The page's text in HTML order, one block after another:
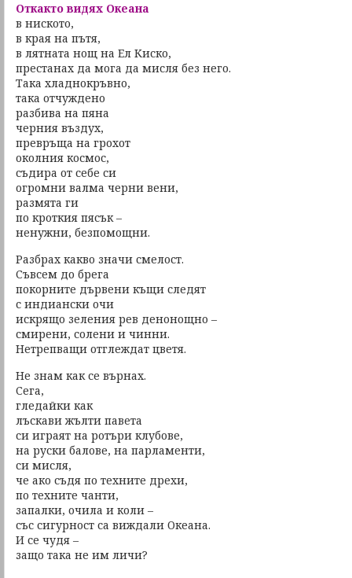
Откакто видях Океана
в ниското,
в края на пътя,
в лятната нощ на Ел Киско,
престанах да мога да мисля без него.
Така хладнокръвно,
така отчуждено
разбива на пяна
черния въздух,
превръща на грохот
околния космос,
съдира от себе си
огромни валма черни вени,
размята ги
по кроткия пясък –
ненужни, безпомощни.
Разбрах какво значи смелост.
Съвсем до брега
покорните дървени къщи следят
с индиански очи
искрящо зеления рев денонощно –
смирени, солени и чинни.
Нетрепващи отглеждат цветя.
Не знам как се върнах.
Сега,
гледайки как
лъскави жълти павета
си играят на ротъри клубове,
на руски балове, на парламенти,
си мисля,
че ако съдя по техните дрехи,
по техните чанти,
запалки, очила и коли –
със сигурност са виждали Океана.
И се чудя –
защо така не им личи?